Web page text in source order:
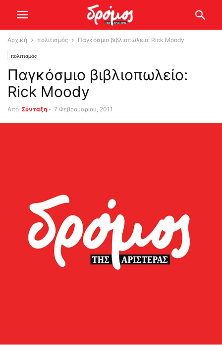
Αρχική πολιτισμός Παγκόσμιο βιβλιοπωλείο: Rick Moody
πολιτισμός
Παγκόσμιο βιβλιοπωλείο:
Rick Moody
Από Σύνταξη - 7 Φεβρουαρίου, 2011